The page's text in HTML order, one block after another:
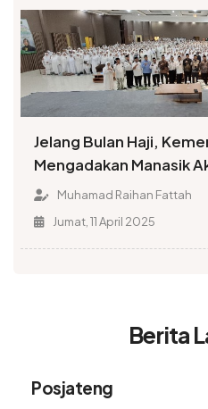
Jelang Bulan Haji,
Mengadakan Manasik
Muhamad Raihan Fattah
Jumat, 11 April 2025
Berita
Posjateng